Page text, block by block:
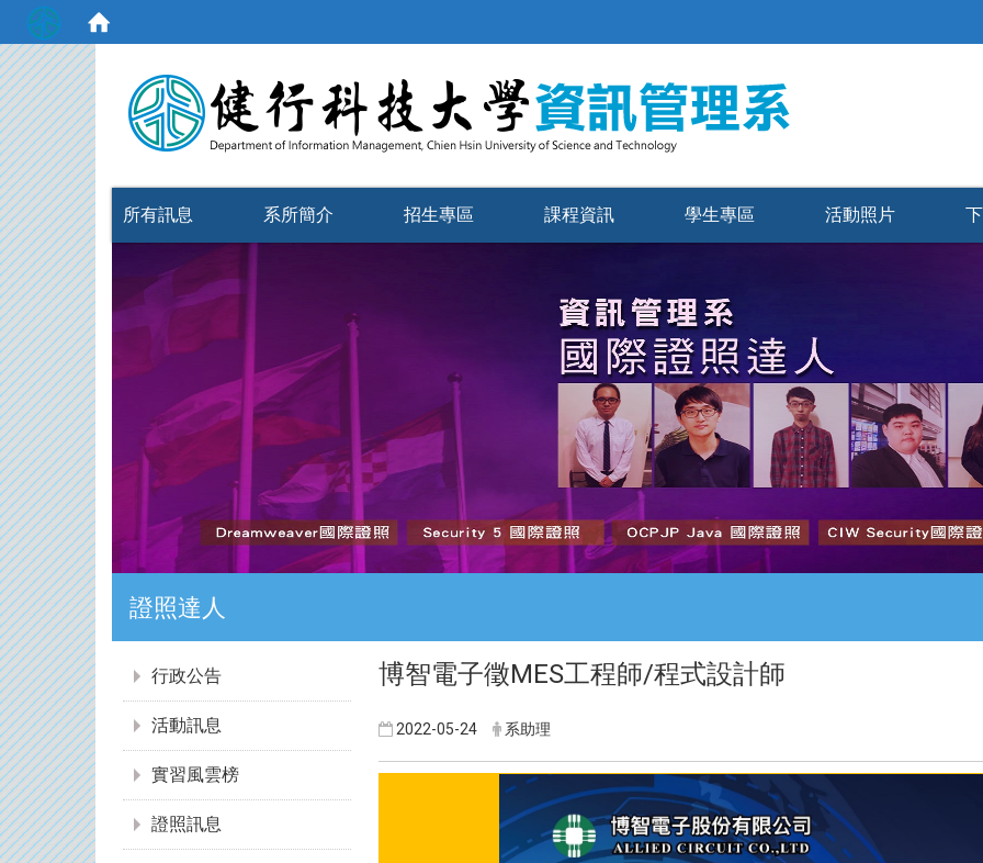
所有訊息 系所簡介 招生專區 課程資訊 學生專區 活動照片
證照達人
行政公告
活動訊息
實習風雲榜
證照訊息
博智電子徵MES工程師/程式設計師
2022-05-24 系助理